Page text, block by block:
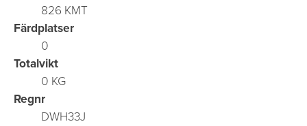
826 KMT
Färdplatser
0
Totalvikt
0 KG
Regnr
DWH33J